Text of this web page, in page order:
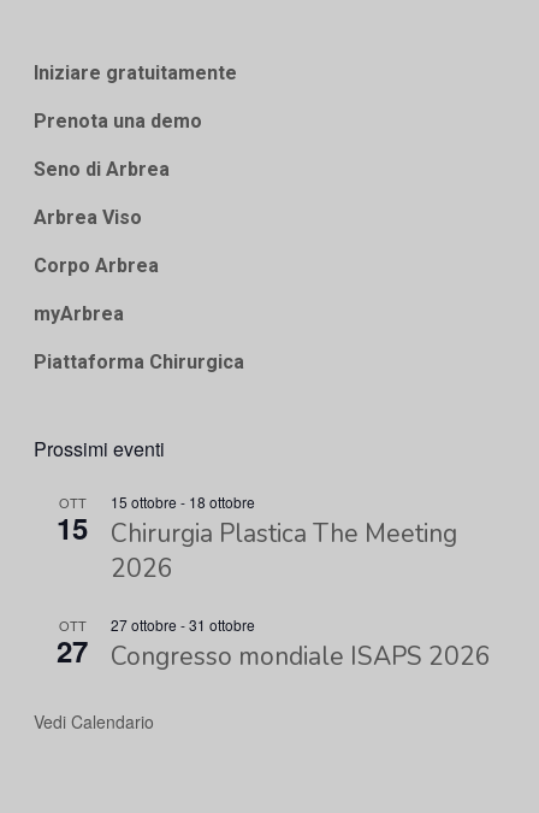
Iniziare gratuitamente
Prenota una demo
Seno di Arbrea
Arbrea Viso
Corpo Arbrea
myArbrea
Piattaforma Chirurgica
Prossimi eventi
OTT
15
15 ottobre - 18 ottobre
Chirurgia Plastica The Meeting
2026
OTT
27
27 ottobre -31 ottobre
Congresso mondiale ISAPS 2026
Vedi Calendario